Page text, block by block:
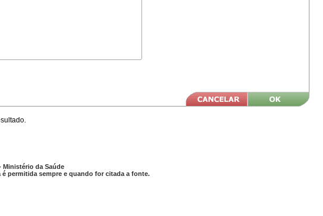
Ministério da Saúde
permitida sempre e quando for citada a fonte.